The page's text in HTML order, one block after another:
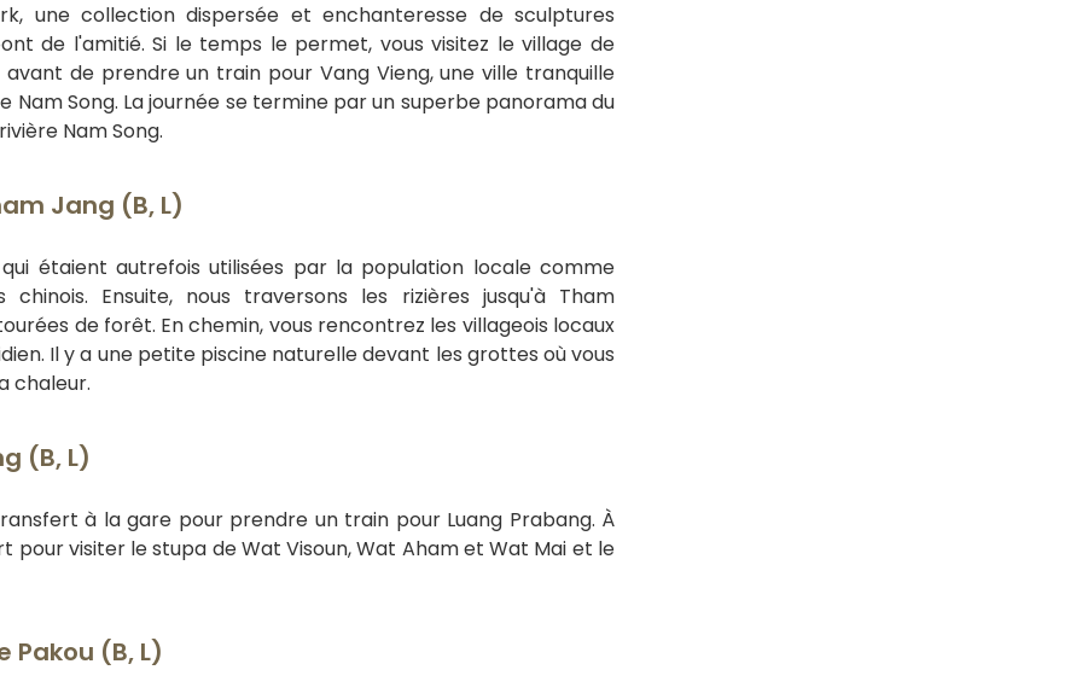
une collection dispersée et enchanteresse de sculptures
de l'amitié. Si le temps le permet, vous visitez le village de
de prendre un train pour Vang Vieng, une ville tranquille
Nam Song. La journée se termine par un superbe panorama du
Nam Song.
Jang (B, L)
étaient autrefois utilisées par la population locale comme
Ensuite, nous traversons les rizières jusqu'à Tham
de forêt. En chemin, vous rencontrez les villageois locaux
Il y a une petite piscine naturelle devant les grottes où vous
chaleur.
(B, L)
à la gare pour prendre un train pour Luang Prabang. À
visiter le stupa de Wat Visoun, Wat Aham et Wat Mai et le
(B, L)